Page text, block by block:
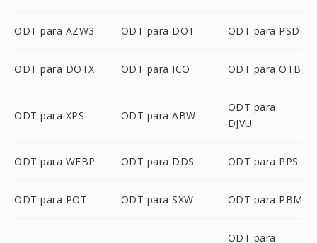
ODT para AZW3 ODT para DOT ODT para PSD
ODT para DOTX ODT para ICO ODT para OTB
ODT para XPS ODT para ABW
ODT para
DJVU
ODT para WEBP ODT para DDS ODT para PPS
ODT para POT ODT para SXW ODT para PBM
ODT para